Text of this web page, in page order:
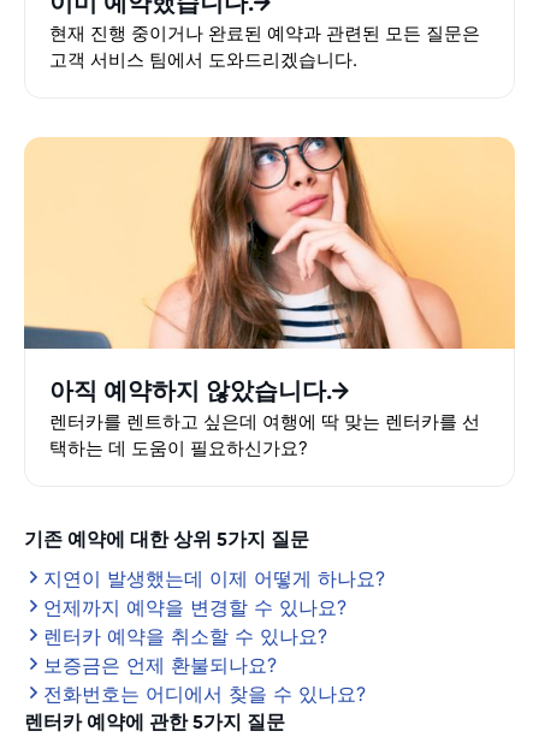
현재 진행 중이거나 완료된 예약과 관련된 모든 질문은
고객 서비스 팀에서 도와드리겠습니다.
아직 예약하지 않았습니다.
렌터카를 렌트하고 싶은데 여행에 딱 맞는 렌터카를 선
택하는 데 도움이 필요하신가요?
기존 예약에 대한 상위 5가지 질문
지연이 발생했는데 이제 어떻게 하나요?
언제까지 예약을 변경할 수 있나요?
렌터카 예약을 취소할 수 있나요?
보증금은 언제 환불되나요?
전화번호는 어디에서 찾을 수 있나요?
렌터카 예약에 관한 5가지 질문